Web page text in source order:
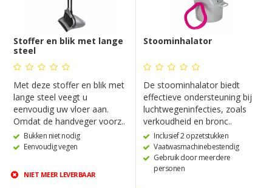
Stoffer en blik met lange
steel
Met deze stoffer en blik met
lange steel veegt u
eenvoudig uw vloer aan.
Omdat de handveger voorz..
Bukken niet nodig
Eenvoudig vegen
NIET MEER LEVERBAAR
Stoominhalator
De stoominhalator biedt
effectieve ondersteuning bij
luchtwegeninfecties, zoals
verkoudheid en bronc..
Inclusief 2 opzetstukken
Vaatwasmachinebestendig
Gebruik door meerdere
personen